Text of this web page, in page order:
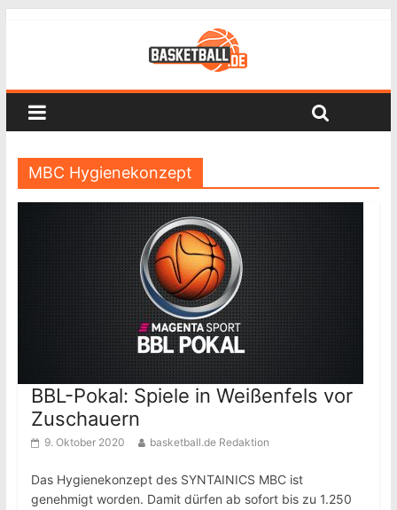
MBC Hygienekonzept
BBL-Pokal: Spiele in Weißenfels vor
Zuschauern
9. Oktober 2020 basketball.de Redaktion
Das Hygienekonzept des SYNTAINICS MBC ist
genehmigt worden. Damit dürfen ab sofort bis zu 1.250